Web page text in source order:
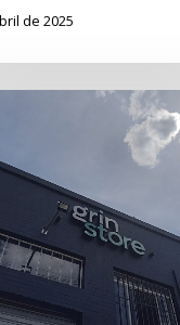
de 2025